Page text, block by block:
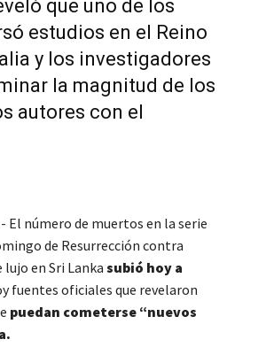
que uno de los
estudios en el Reino
y los investigadores
la magnitud de los
autores con el
El número de muertos en la serie
de Resurrección contra
en Sri Lanka subió hoy a
fuentes oficiales que revelaron
puedan cometerse “nuevos